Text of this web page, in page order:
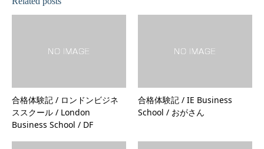
合格体験記 / ロンドンビジネ
ススクール / London
Business School / DF
合格体験記 / IE Business
School / おがさん